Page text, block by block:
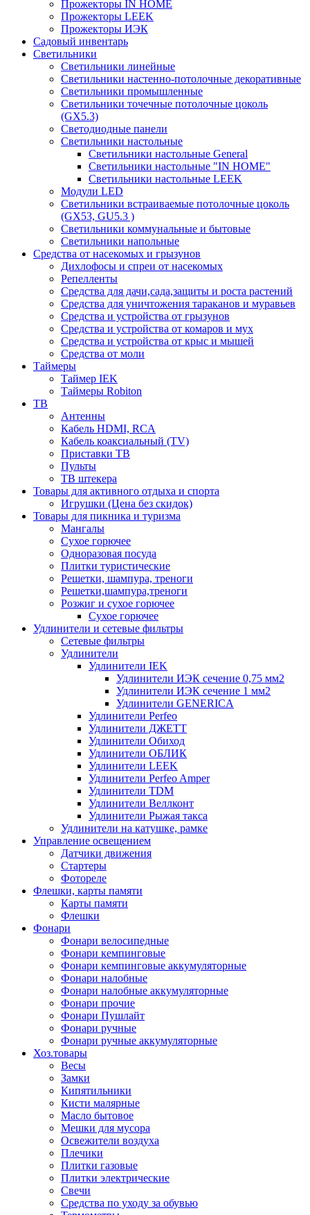
Прожекторы IN HOME
Прожекторы LEEK
Прожекторы ИЭК
Садовый инвентарь
Светильники
Светильники линейные
Светильники настенно-потолочные декоративные
Светильники промышленные
Светильники точечные потолочные цоколь
(GX5.3)
Светодиодные панели
Cветильники настольные
Светильники настольные General
Светильники настольные "IN HOME"
Светильники настольные LEEK
Модули LED
Светильники встраиваемые потолочные цоколь
(GX53, GU5.3 )
Светильники коммунальные и бытовые
Светильники напольные
Средства от насекомых и грызунов
Дихлофосы и спреи от насекомых
Репелленты
Средства для дачи,сада,защиты и роста растений
Средства для уничтожения тараканов и муравьев
Средства и устройства от грызунов
Средства и устройства от комаров и мух
Средства и устройства от крыс и мышей
Средства от моли
Таймеры
Таймер IEK
Таймеры Robiton
ТВ
Антенны
Кабель HDMI, RCA
Кабель коаксиальный (TV)
Приставки ТВ
Пульты
ТВ штекера
Товары для активного отдыха и спорта
Игрушки (Цена без скидок)
Товары для пикника и туризма
Мангалы
Сухое горючее
Одноразовая посуда
Плитки туристические
Решетки, шампура, треноги
Решетки,шампура,треноги
Розжиг и сухое горючее
Сухое горючее
Удлинители и сетевые фильтры
Сетевые фильтры
Удлинители
Удлинители IEK
Удлинители ИЭК сечение 0,75 мм2
Удлинители ИЭК сечение 1 мм2
Удлинители GENERICA
Удлинители Perfeo
Удлинители ДЖЕТТ
Удлинители Обиход
Удлинители ОБЛИК
Удлинители LEEK
Удлинители Perfeo Amper
Удлинители TDM
Удлинители Веллконт
Удлинители Рыжая такса
Удлинители на катушке, рамке
Управление освещением
Датчики движения
Стартеры
Фотореле
Флешки, карты памяти
Карты памяти
Флешки
Фонари
Фонари велосипедные
Фонари кемпинговые
Фонари кемпинговые аккумуляторные
Фонари налобные
Фонари налобные аккумуляторные
Фонари прочие
Фонари Пушлайт
Фонари ручные
Фонари ручные аккумуляторные
Хоз.товары
Весы
Замки
Кипятильники
Кисти малярные
Масло бытовое
Мешки для мусора
Освежители воздуха
Плечики
Плитки газовые
Плитки электрические
Свечи
Средства по уходу за обувью